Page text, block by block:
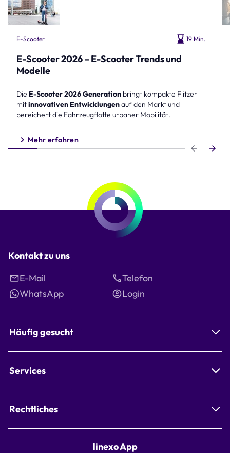
E-Scooter 19 Min.
E-Scooter 2026 – E-Scooter Trends und
Modelle
Die E-Scooter 2026 Generation bringt kompakte Flitzer
mitinnovativen Entwicklungenauf den Markt und
bereichert die Fahrzeugflotte urbaner Mobilität.
Mehr erfahren
Kontakt zu uns
E-Mail
Telefon
WhatsApp
Login
Häufig gesucht
Services
Rechtliches
linexo App